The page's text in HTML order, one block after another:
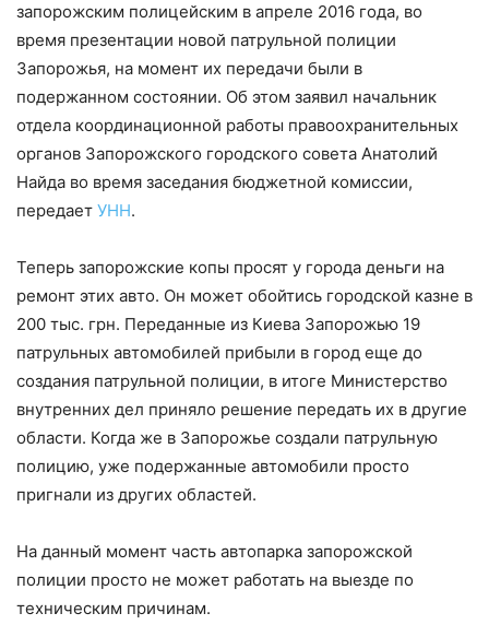
запорожским полицейским в апреле 2016 года, во
время презентации новой патрульной полиции
Запорожья, на момент их передачи были в
подержанном состоянии. Об этом заявил начальник
отдела координационной работы правоохранительных
органов Запорожского городского совета Анатолий
Найда во время заседания бюджетной комиссии,
передает УНН.
Теперь запорожские копы просят у города деньги на
ремонт этих авто. Он может обойтись городской казне в
200 тыс. грн. Переданные из Киева Запорожью 19
патрульных автомобилей прибыли в город еще до
создания патрульной полиции, в итоге Министерство
внутренних дел приняло решение передать их в другие
области. Когда же в Запорожье создали патрульную
полицию, уже подержанные автомобили просто
пригнали из других областей.
На данный момент часть автопарка запорожской
полиции просто не может работать на выезде по
техническим причинам.